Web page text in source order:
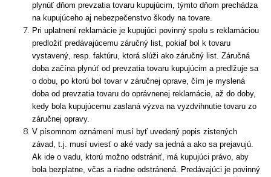
plynúť dňom prevzatia tovaru kupujúcim, týmto dňom prechádza
na kupujúceho aj nebezpečenstvo škody na tovare.
Pri uplatnení reklamácie je kupujúci povinný spolu s reklamáciou
predložiť predávajúcemu záručný list, pokiaľ bol k tovaru
vystavený, resp. faktúru, ktorá slúži ako záručný list. Záručná
doba začína plynúť od prevzatia tovaru kupujúcim a predlžuje sa
o dobu, po ktorú bol tovar v záručnej oprave, čím je myslená
doba od prevzatia tovaru do oprávnenej reklamácie, až do doby,
kedy bola kupujúcemu zaslaná výzva na vyzdvihnutie tovaru zo
záručnej opravy.
V písomnom oznámení musí byť uvedený popis zistených
závad, t.j. musí uviesť o aké vady sa jedná a ako sa prejavujú.
Ak ide o vadu, ktorú možno odstrániť, má kupujúci právo, aby
bola bezplatne, včas a riadne odstránená. Predávajúci je povinný